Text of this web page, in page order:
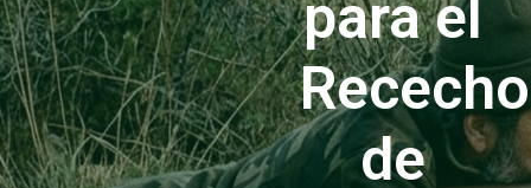
para el
Rececho
de